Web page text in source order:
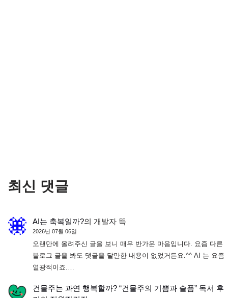
최신 댓글
AI는 축복일까?의 개발자 뜩
2026년 07월 06일
오랜만에 올려주신 글을 보니 매우 반가운 마음입니다. 요즘 다른
블로그 글을 봐도 댓글을 달만한 내용이 없었거든요.^^ AI 는 요즘
열광적이죠.…
건물주는 과연 행복할까? “건물주의 기쁨과 슬픔” 독서 후